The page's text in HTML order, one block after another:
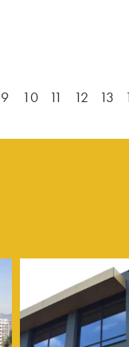
9 10 11 12 13